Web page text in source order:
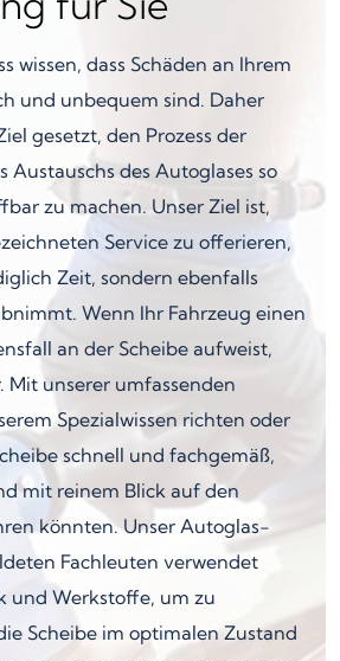
wissen, dass Schäden an Ihrem
und unbequem sind. Daher
gesetzt, den Prozess der
Austauschs des Autoglases so
zu machen. Unser Ziel ist,
Service zu offerieren,
Zeit, sondern ebenfalls
Wenn Ihr Fahrzeug einen
an der Scheibe aufweist,
Mit unserer umfassenden
Spezialwissen richten oder
schnell und fachgemäß,
mit reinem Blick auf den
könnten. Unser Autoglas-
Fachleuten verwendet
und Werkstoffe, um zu
Scheibe im optimalen Zustand